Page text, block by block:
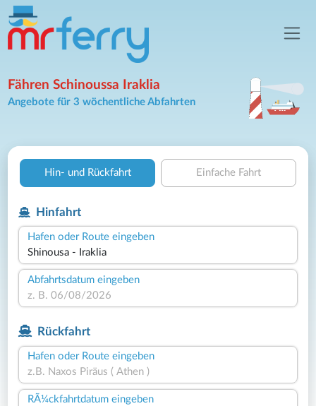
Fähren Schinoussa Iraklia
Angebote für 3 wöchentliche Abfahrten
Hin- und Rückfahrt Einfache Fahrt
Hinfahrt
Hafen oder Route eingeben
Abfahrtsdatum eingeben
Rückfahrt
Hafen oder Route eingeben
RÃ¼ckfahrtdatum eingeben